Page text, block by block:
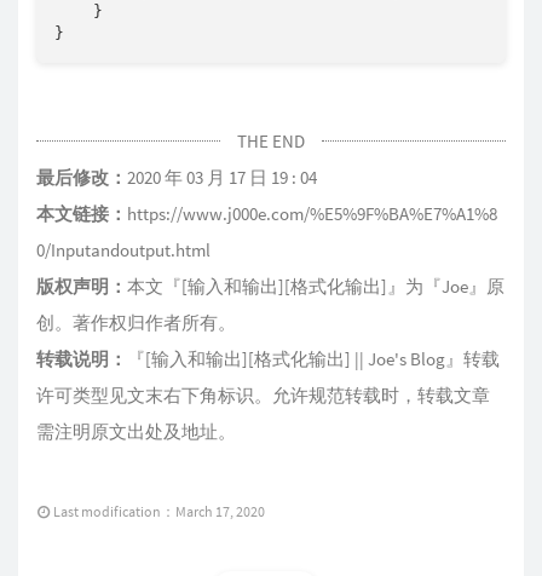
    }
}
THE END
最后修改： 2020 年 03 月 17 日 19 : 04
本文链接： https://www.j000e.com/%E5%9F%BA%E7%A1%8
0/Inputandoutput.html
版权声明： 本文『[输入和输出][格式化输出] 』为『Joe 』原
创。著作权归作者所有。
转载说明：
『[输入和输出][格式化输出] || Joe's Blog 』转载
许可类型见文末右下角标识。允许规范转载时，转载文章
需注明原文出处及地址。
Last modification：March 17, 2020